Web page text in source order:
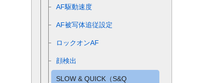
AF駆動速度
AF被写体追従設定
ロックオンAF
顔検出
SLOW & QUICK（S&Q